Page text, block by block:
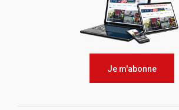
Je m'abonne